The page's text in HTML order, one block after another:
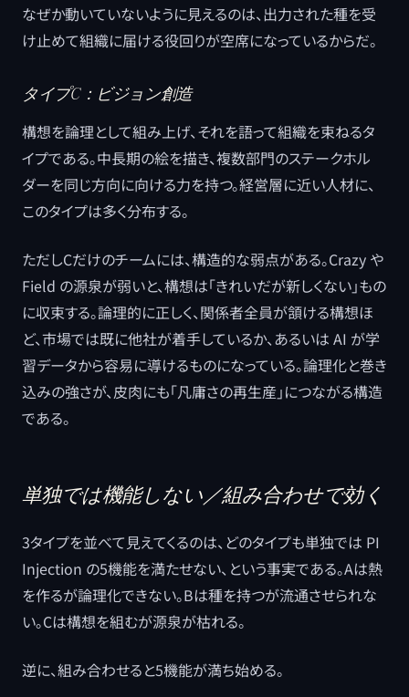
なぜか動いていないように見えるのは、出力された種を受
け止めて組織に届ける役回りが空席になっているからだ。
タイプC：ビジョン創造
構想を論理として組み上げ、それを語って組織を束ねるタ
イプである。中長期の絵を描き、複数部門のステークホル
ダーを同じ方向に向ける力を持つ。経営層に近い人材に、
このタイプは多く分布する。
ただしCだけのチームには、構造的な弱点がある。Crazy や
Field の源泉が弱いと、構想は「きれいだが新しくない」もの
に収束する。論理的に正しく、関係者全員が頷ける構想ほ
ど、市場では既に他社が着手しているか、あるいは AI が学
習データから容易に導けるものになっている。論理化と巻き
込みの強さが、皮肉にも「凡庸さの再生産」につながる構造
である。
単独では機能しない／組み合わせで効く
3タイプを並べて見えてくるのは、どのタイプも単独では PI
Injection の5機能を満たせない、という事実である。Aは熱
を作るが論理化できない。Bは種を持つが流通させられな
い。Cは構想を組むが源泉が枯れる。
逆に、組み合わせると5機能が満ち始める。